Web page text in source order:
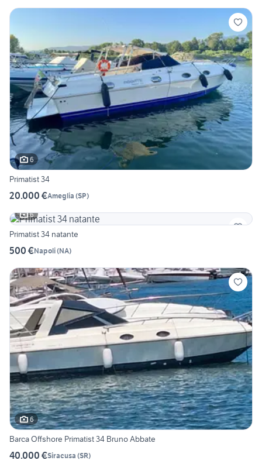
6
Primatist 34
20.000 €Ameglia (SP)
6
Primatist 34 natante
500 €Napoli(NA)
6
Barca Offshore Primatist 34 Bruno Abbate
40.000 €Siracusa (SR)